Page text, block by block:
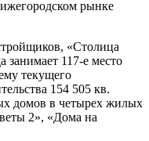
рынке
«Столица
занимает 117-е место
текущего
154 505 кв.
домов в четырех жилых
2», «Дома на